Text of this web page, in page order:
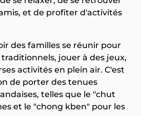
et de profiter d'activités
des familles se réunir pour
jouer à des jeux,
activités en plein air. C'est
de porter des tenues
telles que le "chut
et le "chong kben" pour les